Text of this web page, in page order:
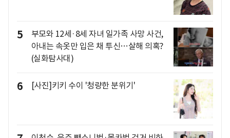
5
부모와 12세·8세 자녀 일가족 사망 사건,
아내는 속옷만 입은 채 투신…살해 의혹?
(실화탐사대)
6 [사진]키키 수이 '청량한 분위기'